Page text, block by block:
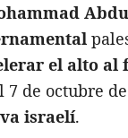
el alto al
7 de octubre
israelí.